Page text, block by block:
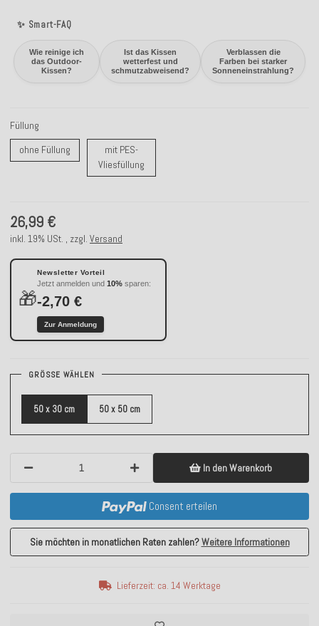
✨ Smart-FAQ
Wie reinige ich
das Outdoor-
Kissen?
Ist das Kissen
wetterfest und
schmutzabweisend?
Verblassen die
Farben bei starker
Sonneneinstrahlung?
Füllung
ohne Füllungohne Füllungmit PES-
Vliesfüllungmit PES-Vliesfüllung
26,99 €
inkl. 19% USt. , zzgl. Versand
🎁
Newsletter Vorteil
Jetzt anmelden und 10% sparen:
-2,70 €
Zur Anmeldung
GRÖSSE WÄHLEN
50 x 30 cm 50 x 50 cm
In den Warenkorb
Consent erteilen
Sie möchten in monatlichen Raten zahlen?Weitere Informationen
Lieferzeit: ca. 14 Werktage